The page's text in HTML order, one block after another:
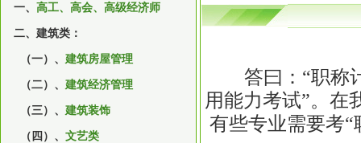
一、 高工、高会、高级经济师
二、建筑类：
（一）、 建筑房屋管理
（二）、 建筑经济管理
（三）、 建筑装饰
（四）、 文艺类
答曰：“职称计
用能力考试”。在
有些专业需要考